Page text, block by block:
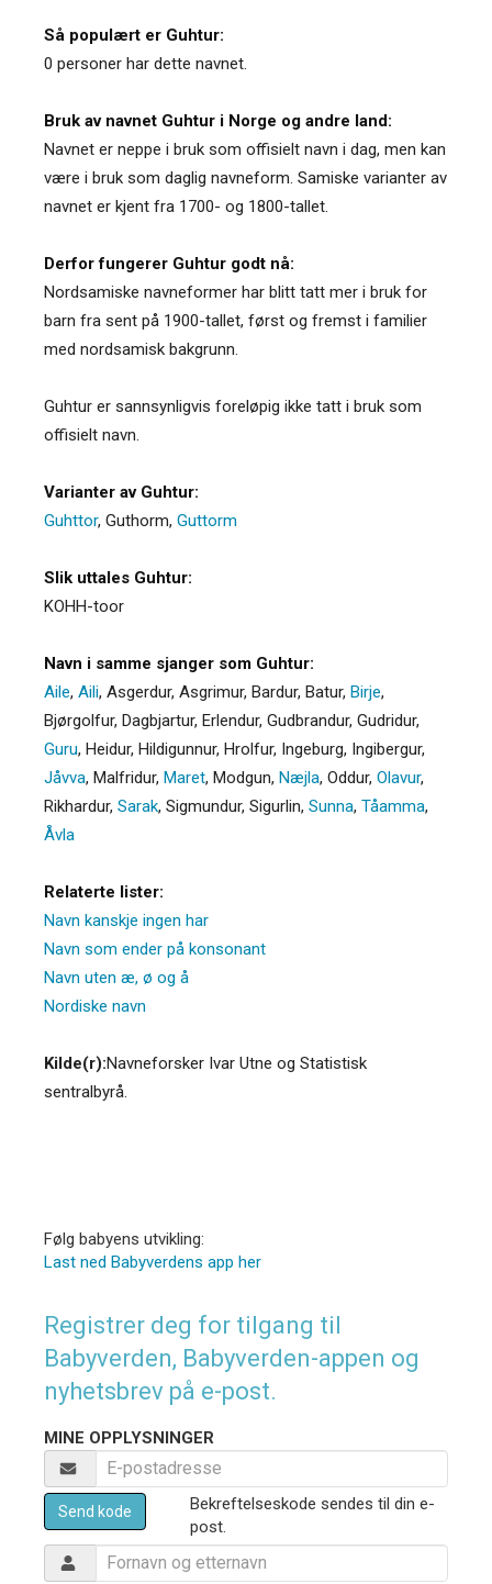
Så populært er Guhtur:
0 personer har dette navnet.
Bruk av navnet Guhtur i Norge og andre land:
Navnet er neppe i bruk som offisielt navn i dag, men kan
være i bruk som daglig navneform. Samiske varianter av
navnet er kjent fra 1700- og 1800-tallet.
Derfor fungerer Guhtur godt nå:
Nordsamiske navneformer har blitt tatt mer i bruk for
barn fra sent på 1900-tallet, først og fremst i familier
med nordsamisk bakgrunn.
Guhtur er sannsynligvis foreløpig ikke tatt i bruk som
offisielt navn.
Varianter av Guhtur:
Guhttor, Guthorm, Guttorm
Slik uttales Guhtur:
KOHH-toor
Navn i samme sjanger som Guhtur:
Aile, Aili, Asgerdur, Asgrimur, Bardur, Batur, Birje,
Bjørgolfur, Dagbjartur, Erlendur, Gudbrandur, Gudridur,
Guru, Heidur, Hildigunnur, Hrolfur, Ingeburg, Ingibergur,
Jåvva, Malfridur, Maret, Modgun, Næjla, Oddur, Olavur,
Rikhardur, Sarak, Sigmundur, Sigurlin, Sunna, Tåamma,
Åvla
Relaterte lister:
Navn kanskje ingen har
Navn som ender på konsonant
Navn uten æ, ø og å
Nordiske navn
Kilde(r):Navneforsker Ivar Utne og Statistisk
sentralbyrå.
Følg babyens utvikling:
Last ned Babyverdens app her
Registrer deg for tilgang til
Babyverden, Babyverden-appen og
nyhetsbrev på e-post.
MINE OPPLYSNINGER
Send kode
Bekreftelseskode sendes til din e-
post.